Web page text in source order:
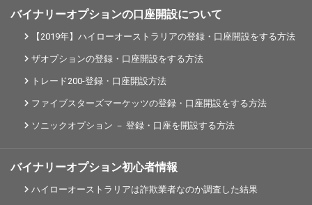
バイナリーオプションの口座開設について
【2019年】ハイローオーストラリアの登録・口座開設をする方法
ザオプションの登録・口座開設をする方法
トレード200-登録・口座開設方法
ファイブスターズマーケッツの登録・口座開設をする方法
ソニックオプション － 登録・口座を開設する方法
バイナリーオプション初心者情報
ハイローオーストラリアは詐欺業者なのか調査した結果